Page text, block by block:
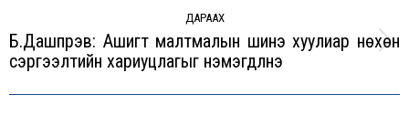
ДАРААХ
Next
Б.Дашпүрэв: Ашигт малтмалын шинэ хуулиар нөхөн
сэргээлтийн хариуцлагыг нэмэгдүүлнэ